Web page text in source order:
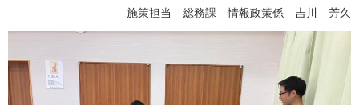
施策担当 総務課 情報政策係 吉川 芳久